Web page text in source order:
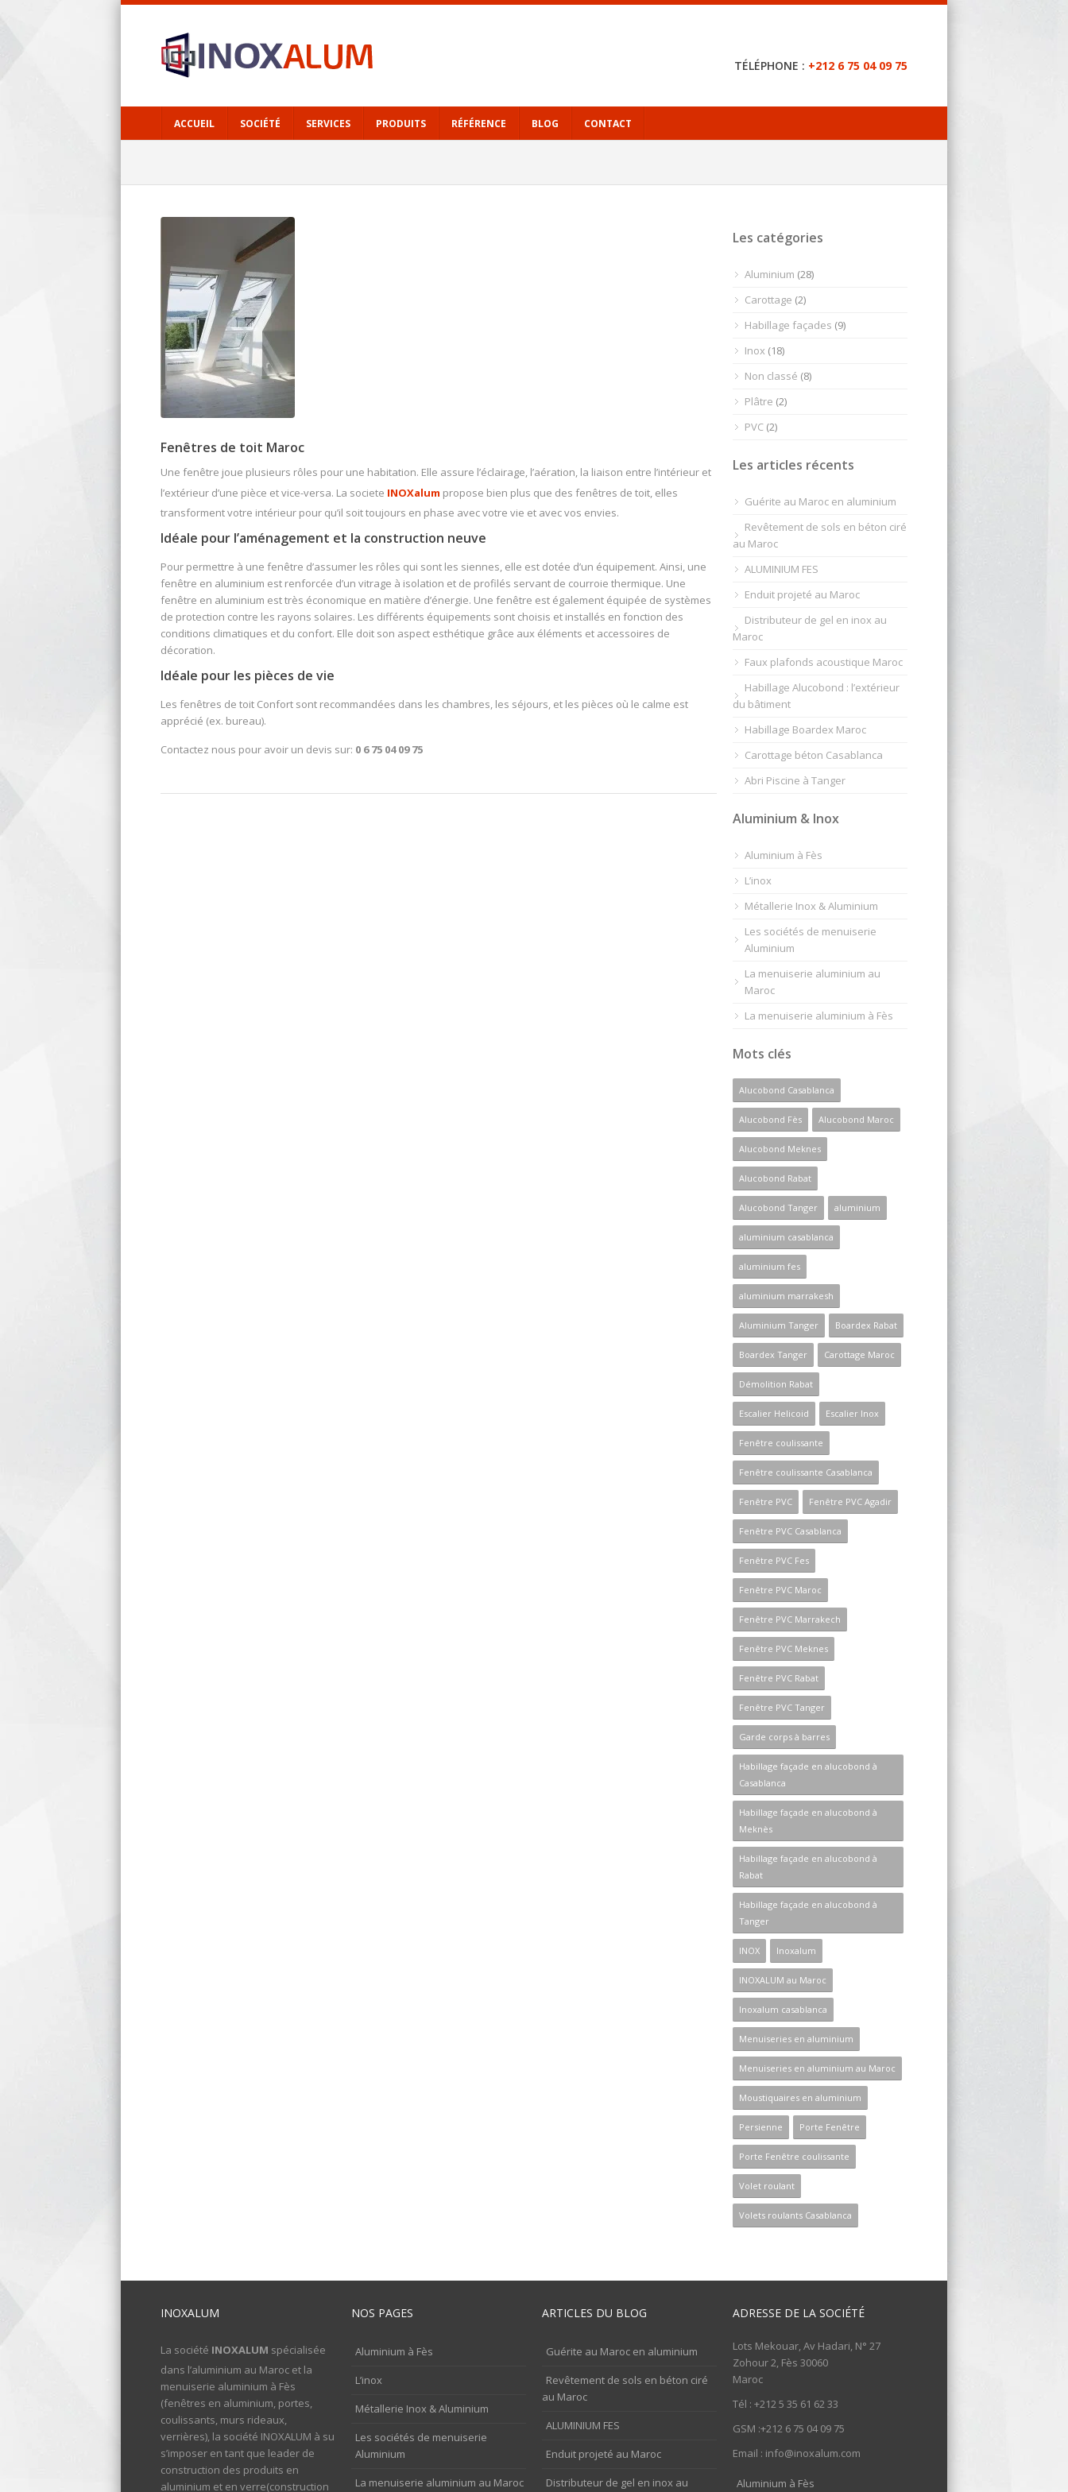
TÉLÉPHONE : +212 6 75 04 09 75
ACCUEIL SOCIÉTÉ SERVICES PRODUITS RÉFÉRENCE BLOG CONTACT
Fenêtres de toit Maroc
Une fenêtre joue plusieurs rôles pour une habitation. Elle assure l’éclairage, l’aération, la liaison entre l’intérieur et
l’extérieur d’une pièce et vice-versa. La societe INOXalum propose bien plus que des fenêtres de toit, elles
transforment votre intérieur pour qu’il soit toujours en phase avec votre vie et avec vos envies.
Idéale pour l’aménagement et la construction neuve
Pour permettre à une fenêtre d’assumer les rôles qui sont les siennes, elle est dotée d’un équipement. Ainsi, une
fenêtre en aluminium est renforcée d’un vitrage à isolation et de profilés servant de courroie thermique. Une
fenêtre en aluminium est très économique en matière d’énergie. Une fenêtre est également équipée de systèmes
de protection contre les rayons solaires. Les différents équipements sont choisis et installés en fonction des
conditions climatiques et du confort. Elle doit son aspect esthétique grâce aux éléments et accessoires de
décoration.
Idéale pour les pièces de vie
Les fenêtres de toit Confort sont recommandées dans les chambres, les séjours, et les pièces où le calme est
apprécié (ex. bureau).
Contactez nous pour avoir un devis sur: 0 6 75 04 09 75
Les catégories
Aluminium (28)
Carottage (2)
Habillage façades (9)
Inox (18)
Non classé (8)
Plâtre (2)
PVC (2)
Les articles récents
Guérite au Maroc en aluminium
Revêtement de sols en béton ciré
au Maroc
ALUMINIUM FES
Enduit projeté au Maroc
Distributeur de gel en inox au
Maroc
Faux plafonds acoustique Maroc
Habillage Alucobond : l’extérieur
du bâtiment
Habillage Boardex Maroc
Carottage béton Casablanca
Abri Piscine à Tanger
Aluminium & Inox
Aluminium à Fès
L’inox
Métallerie Inox & Aluminium
Les sociétés de menuiserie
Aluminium
La menuiserie aluminium au
Maroc
La menuiserie aluminium à Fès
Mots clés
Alucobond Casablanca
Alucobond Fès Alucobond Maroc
Alucobond Meknes
Alucobond Rabat
Alucobond Tanger aluminium
aluminium casablanca
aluminium fes
aluminium marrakesh
Aluminium Tanger Boardex Rabat
Boardex Tanger Carottage Maroc
Démolition Rabat
Escalier Helicoid Escalier Inox
Fenêtre coulissante
Fenêtre coulissante Casablanca
Fenêtre PVC Fenêtre PVC Agadir
Fenêtre PVC Casablanca
Fenêtre PVC Fes
Fenêtre PVC Maroc
Fenêtre PVC Marrakech
Fenêtre PVC Meknes
Fenêtre PVC Rabat
Fenêtre PVC Tanger
Garde corps à barres
Habillage façade en alucobond à
Casablanca
Habillage façade en alucobond à
Meknès
Habillage façade en alucobond à
Rabat
Habillage façade en alucobond à
Tanger
INOX Inoxalum
INOXALUM au Maroc
Inoxalum casablanca
Menuiseries en aluminium
Menuiseries en aluminium au Maroc
Moustiquaires en aluminium
Persienne Porte Fenêtre
Porte Fenêtre coulissante
Volet roulant
Volets roulants Casablanca
INOXALUM
La société INOXALUM spécialisée
dans l’aluminium au Maroc et la
menuiserie aluminium à Fès
(fenêtres en aluminium, portes,
coulissants, murs rideaux,
verrières), la société INOXALUM à su
s’imposer en tant que leader de
construction des produits en
aluminium et en verre(construction
NOS PAGES
Aluminium à Fès
L’inox
Métallerie Inox & Aluminium
Les sociétés de menuiserie
Aluminium
La menuiserie aluminium au Maroc
ARTICLES DU BLOG
Guérite au Maroc en aluminium
Revêtement de sols en béton ciré
au Maroc
ALUMINIUM FES
Enduit projeté au Maroc
Distributeur de gel en inox au
ADRESSE DE LA SOCIÉTÉ
Lots Mekouar, Av Hadari, N° 27
Zohour 2, Fès 30060
Maroc
Tél : +212 5 35 61 62 33
GSM :+212 6 75 04 09 75
Email : info@inoxalum.com
Aluminium à Fès